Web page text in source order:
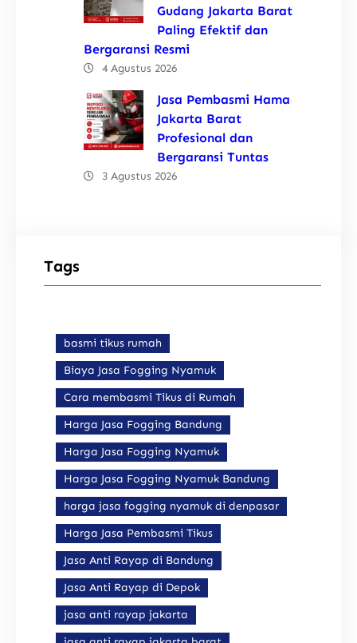
Gudang Jakarta Barat
Paling Efektif dan
Bergaransi Resmi
4 Agustus 2026
Jasa Pembasmi Hama
Jakarta Barat
Profesional dan
Bergaransi Tuntas
3 Agustus 2026
Tags
basmi tikus rumah
Biaya Jasa Fogging Nyamuk
Cara membasmi Tikus di Rumah
Harga Jasa Fogging Bandung
Harga Jasa Fogging Nyamuk
Harga Jasa Fogging Nyamuk Bandung
harga jasa fogging nyamuk di denpasar
Harga Jasa Pembasmi Tikus
Jasa Anti Rayap di Bandung
Jasa Anti Rayap di Depok
jasa anti rayap jakarta